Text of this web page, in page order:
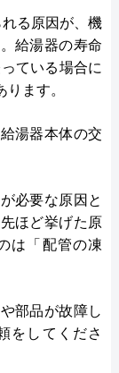
る原因が、機
給湯器の寿命
ている場合に
ます。
湯器本体の交
必要な原因と
ほど挙げた原
は「配管の凍
部品が故障し
をしてくださ